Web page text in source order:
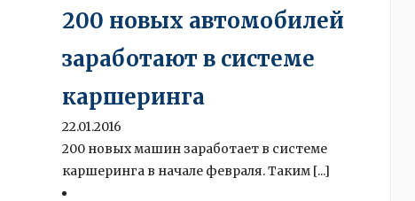
200 новых автомобилей
заработают в системе
каршеринга
22.01.2016
200 новых машин заработает в системе
каршеринга в начале февраля. Таким [...]